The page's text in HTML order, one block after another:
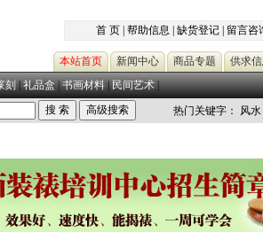
首 页 帮助信息 缺货登记 留言咨
本站首页 新闻中心 商品专题
供求
刻|礼品盒|书画材料|民间艺术|
热门关键字： 风水